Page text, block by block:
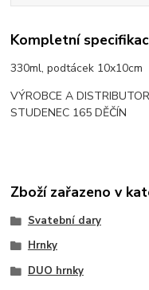
Kompletní
330ml, podtácek 10x10cm
VÝROBCE A
STUDENEC 165 DĚČÍN
Zboží zařazeno v
Svatební dary
Hrnky
DUO hrnky